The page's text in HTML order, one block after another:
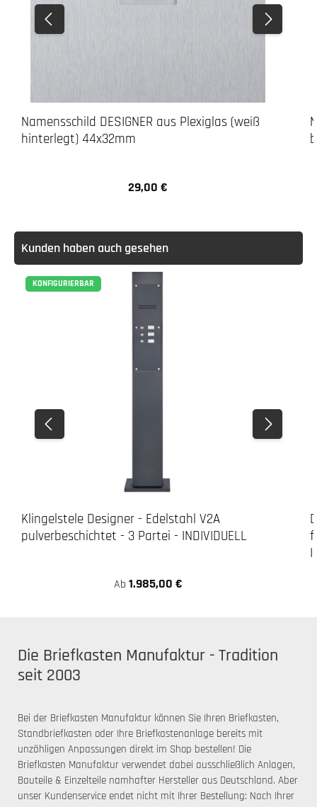
Namensschild DESIGNER aus Plexiglas (weiß
hinterlegt) 44x32mm
Regulärer Preis:
29,00 €
Kunden haben auch gesehen
KONFIGURIERBAR
Klingelstele Designer - Edelstahl V2A
pulverbeschichtet - 3 Partei - INDIVIDUELL
Ab 1.985,00 €
Die Briefkasten Manufaktur - Tradition
seit 2003
Bei der Briefkasten Manufaktur können Sie Ihren Briefkasten,
Standbriefkasten oder Ihre Briefkastenanlage bereits mit
unzähligen Anpassungen direkt im Shop bestellen! Die
Briefkasten Manufaktur verwendet dabei ausschließlich Anlagen,
Bauteile & Einzelteile namhafter Hersteller aus Deutschland. Aber
unser Kundenservice endet nicht mit Ihrer Bestellung: Nach Ihrer